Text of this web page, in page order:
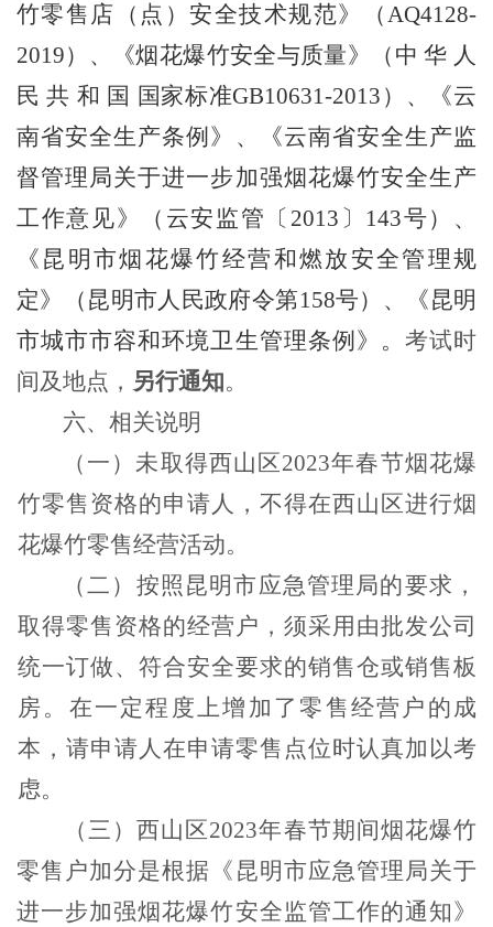
竹零售店（点）安全技术规范》（AQ4128-
2019）、《烟花爆竹安全与质量》（中 华 人
民 共 和 国 国家标准GB10631-2013 ）、《云
南省安全生产条例》、《云南省安全生产监
督管理局关于进一步加强烟花爆竹安全生产
工作意见》（云安监管〔 2013 〕 143号）、
《昆明市烟花爆竹经营和燃放安全管理规
定》（昆明市人民政府令第158号）、《昆明
市城市市容和环境卫生管理条例》。 考试时
间及地点 ， 另行通知。
六、相关说明
（一）未取得西山区2023年春节烟花爆
竹零售资格的申请人，不得在西山区进行烟
花爆竹零售经营活动。
（二） 按照昆明市应急管理局的要求，
取得零售资格的经营户，须采用由批发公司
统一订做、符合安全要求的销售仓或销售板
房。在一定程度上增加了零售经营户的成
本，请申请人在申请零售点位时认真加以考
虑。
（三）西山区2023年春节期间烟花爆竹
零售户加分是根据《昆明市应急管理局关于
进一步加强烟花爆竹安全监管工作的通知》